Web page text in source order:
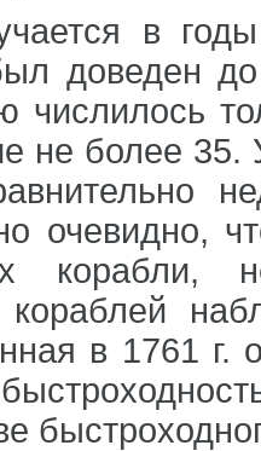
в
доведен до
числилось
не более
очевидно,
их
кораблей
в 1761